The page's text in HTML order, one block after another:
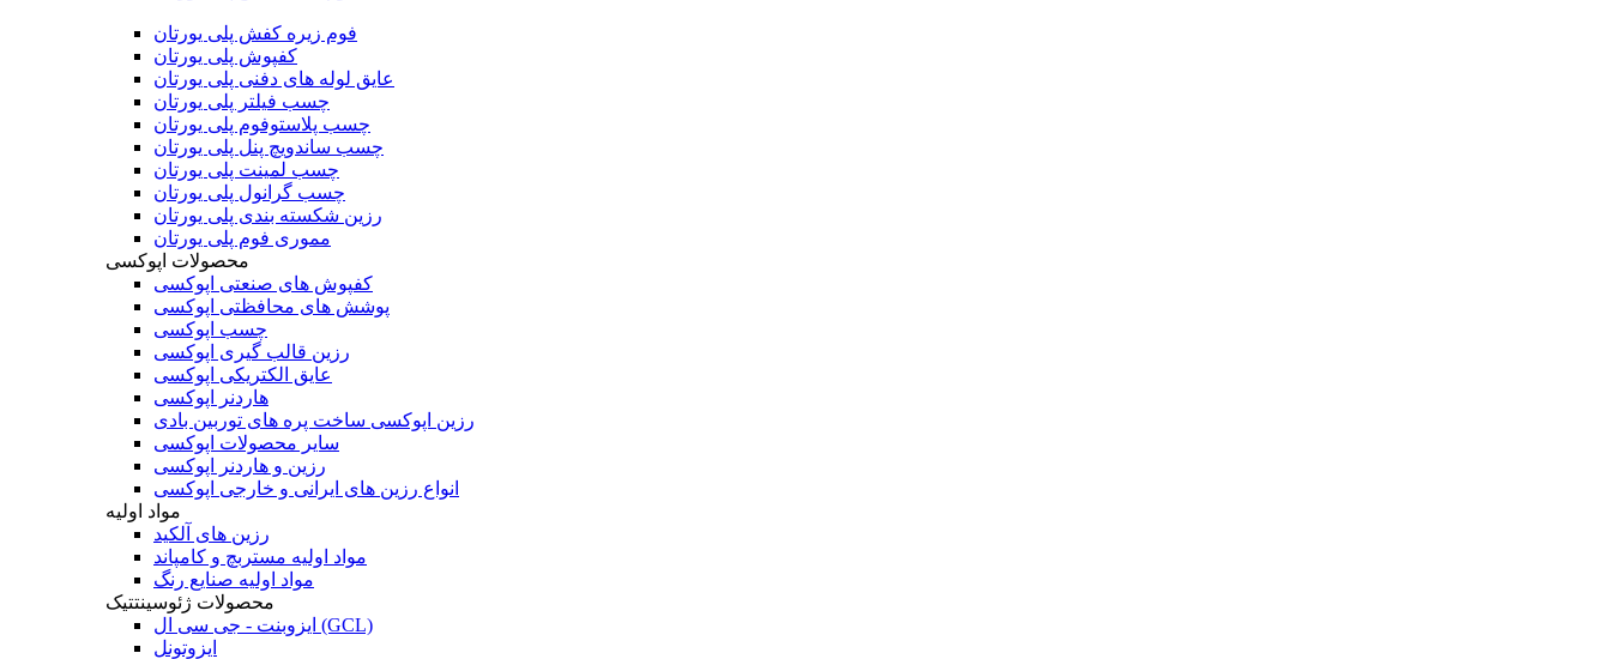
فوم زیره کفش پلی یورتان
کفپوش پلی یورتان
عایق لوله های دفنی پلی یورتان
چسب فیلتر پلی یورتان
چسب پلاستوفوم پلی یورتان
چسب ساندویچ پنل پلی یورتان
چسب لمینت پلی یورتان
چسب گرانول پلی یورتان
رزین شکسته بندی پلی یورتان
مموری فوم پلی یورتان
محصولات اپوکسی
کفپوش های صنعتی اپوکسی
پوشش های محافظتی اپوکسی
چسب اپوکسی
رزین قالب گیری اپوکسی
عایق الکتریکی اپوکسی
هاردنر اپوکسی
رزین اپوکسی ساخت پره های توربین بادی
سایر محصولات اپوکسی
رزین و هاردنر اپوکسی
انواع رزین های ایرانی و خارجی اپوکسی
مواد اولیه
رزین های آلکید
مواد اولیه مستربچ و کامپاند
مواد اولیه صنایع رنگ
محصولات ژئوسینتتیک
ایزوبنت - جی سی ال (GCL)
ایزوتونل